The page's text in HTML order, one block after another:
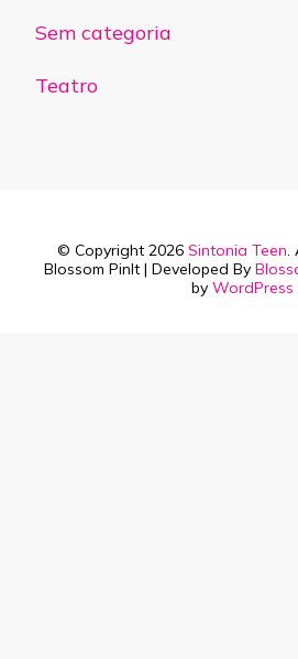
Sem categoria
Teatro
© Copyright 2026 Sintonia Teen.
Blossom PinIt | Developed By
by WordPress